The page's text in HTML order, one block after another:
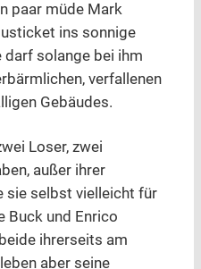
paar müde Mark
ins sonnige
darf solange bei ihm
verfallenen
Gebäudes.
Loser, zwei
außer ihrer
sie selbst vielleicht für
Buck und Enrico
ihrerseits am
aber seine